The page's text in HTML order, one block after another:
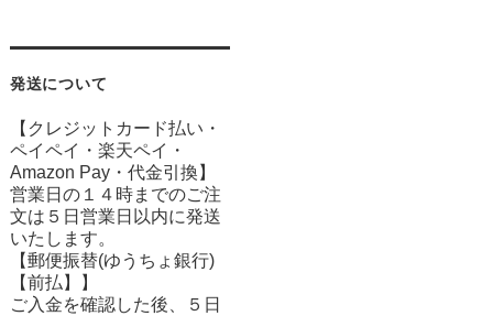
発送について
【クレジットカード払い・
ペイペイ・楽天ペイ・
Amazon Pay・ 代金引換】
営業日の１４時までのご注
文は５日営業日以内に発送
いたします。
【郵便振替(ゆうちょ銀行)
【前払】】
ご入金を確認した後、５日